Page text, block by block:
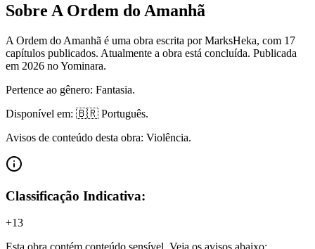
Sobre A Ordem do Amanhã
A Ordem do Amanhã é uma obra escrita por MarksHeka, com 17
capítulos publicados. Atualmente a obra está concluída. Publicada
em 2026 no Yominara.
Pertence ao gênero: Fantasia.
Disponível em: 🇧🇷 Português.
Avisos de conteúdo desta obra: Violência.
Classificação Indicativa:
+13